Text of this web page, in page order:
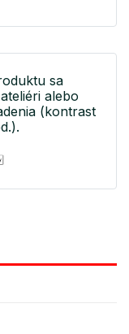
sa
alebo
(kontrast